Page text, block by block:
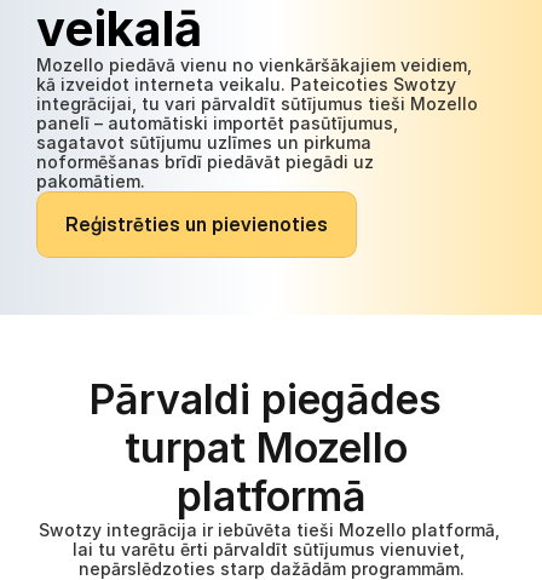
veikalā
Mozello piedāvā vienu no vienkāršākajiem veidiem,
kā izveidot interneta veikalu. Pateicoties Swotzy
integrācijai, tu vari pārvaldīt sūtījumus tieši Mozello
panelī – automātiski importēt pasūtījumus,
sagatavot sūtījumu uzlīmes un pirkuma
noformēšanas brīdī piedāvāt piegādi uz
pakomātiem.
Reģistrēties un pievienoties
Pārvaldi piegādes
turpat Mozello
platformā
Swotzy integrācija ir iebūvēta tieši Mozello platformā,
lai tu varētu ērti pārvaldīt sūtījumus vienuviet,
nepārslēdzoties starp dažādām programmām.